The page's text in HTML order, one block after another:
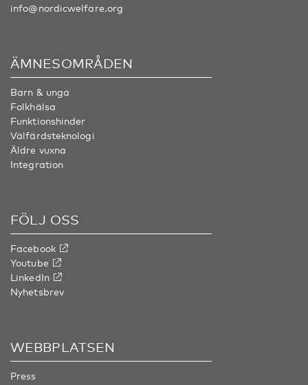
info@nordicwelfare.org
ÄMNESOMRÅDEN
Barn & unga
Folkhälsa
Funktionshinder
Välfärdsteknologi
Äldre vuxna
Integration
FÖLJ OSS
Facebook
Youtube
LinkedIn
Nyhetsbrev
WEBBPLATSEN
Press